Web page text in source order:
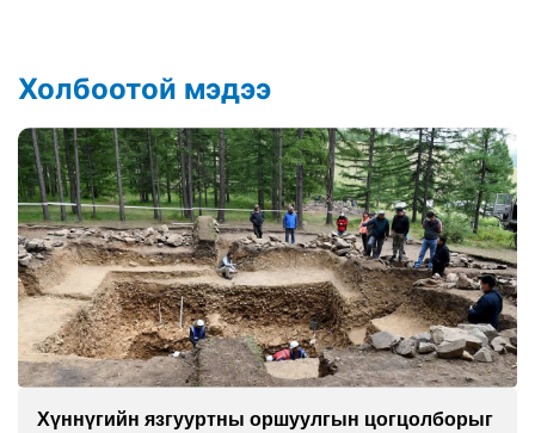
Холбоотой мэдээ
“Найртай сайхан” уран бүтээлийн үзэсгэлэнд